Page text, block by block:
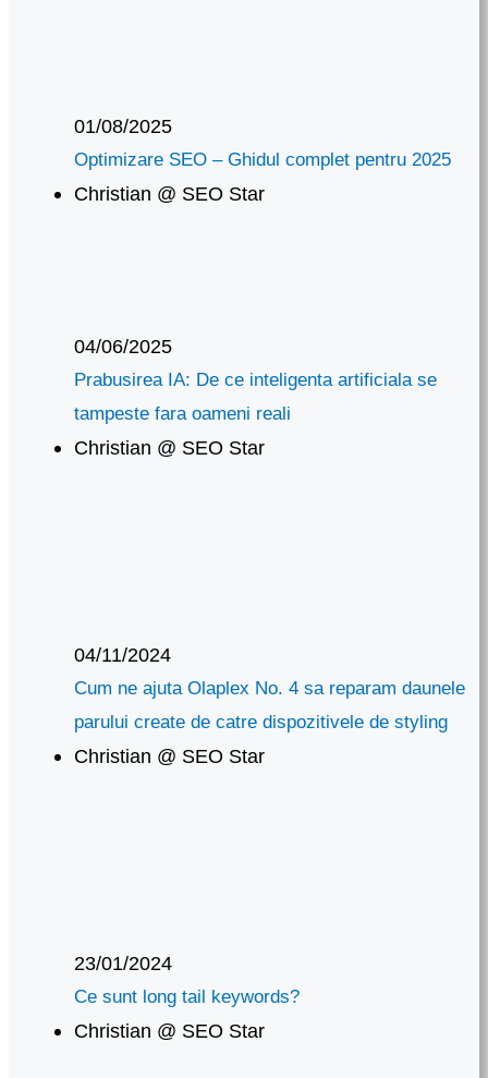
01/08/2025
Optimizare SEO – Ghidul complet pentru 2025
Christian @ SEO Star
04/06/2025
Prabusirea IA: De ce inteligenta artificiala se
tampeste fara oameni reali
Christian @ SEO Star
04/11/2024
Cum ne ajuta Olaplex No. 4 sa reparam daunele
parului create de catre dispozitivele de styling
Christian @ SEO Star
23/01/2024
Ce sunt long tail keywords?
Christian @ SEO Star